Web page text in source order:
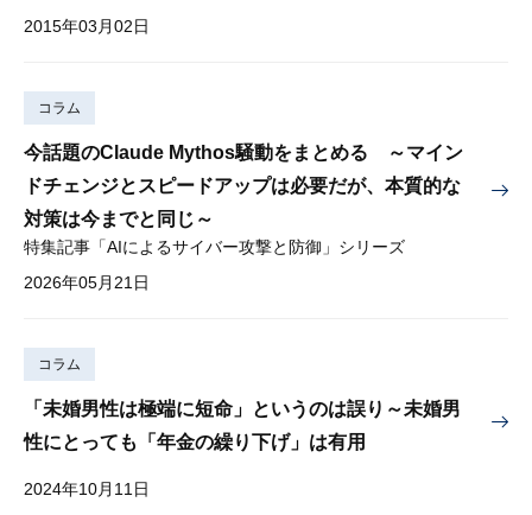
2015年03月02日
コラム
今話題のClaude Mythos騒動をまとめる ～マイン
ドチェンジとスピードアップは必要だが、本質的な
対策は今までと同じ～
特集記事「AIによるサイバー攻撃と防御」シリーズ
2026年05月21日
コラム
「未婚男性は極端に短命」というのは誤り～未婚男
性にとっても「年金の繰り下げ」は有用
2024年10月11日